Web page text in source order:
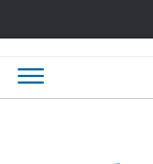
Navigation
ein-/